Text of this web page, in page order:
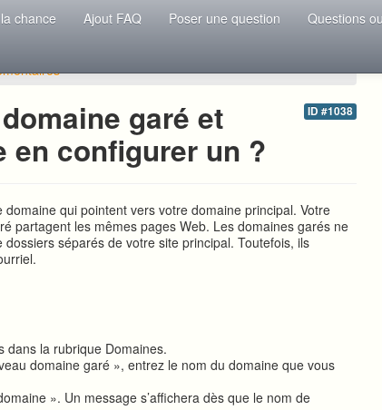
chance Ajout FAQ Poser une question
Questions
ID #1038
garé et
en configurer un ?
qui pointent vers votre domaine principal. Votre
partagent les mêmes pages Web. Les domaines garés ne
séparés de votre site principal. Toutefois, ils
dans la rubrique Domaines.
domaine garé », entrez le nom du domaine que vous
». Un message s’affichera dès que le nom de